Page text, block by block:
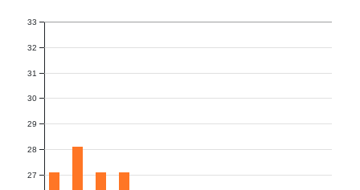
27
28
29
30
31
32
33